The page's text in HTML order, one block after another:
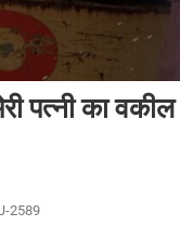
पत्नी का
2589